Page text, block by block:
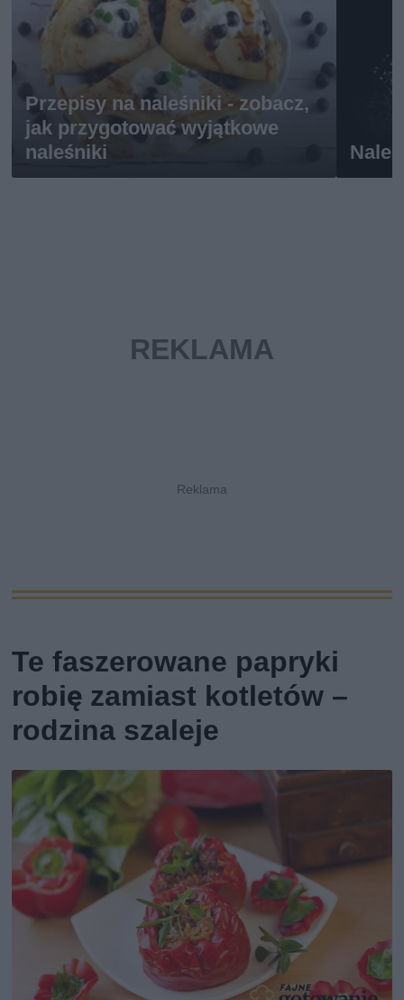
Przepisy na naleśniki - zobacz,
jak przygotować wyjątkowe
naleśniki
Te faszerowane papryki
robię zamiast kotletów –
rodzina szaleje